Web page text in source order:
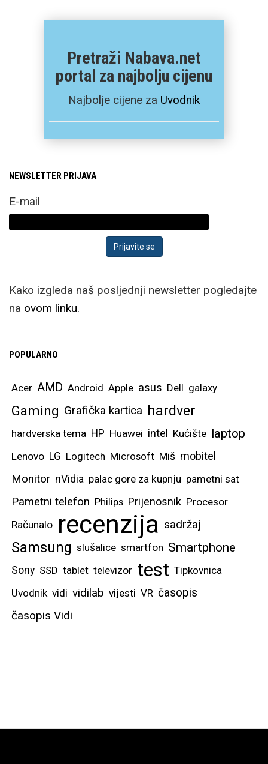
Pretraži Nabava.net
portal za najbolju cijenu
Najbolje cijene za Uvodnik
NEWSLETTER PRIJAVA
E-mail
Kako izgleda naš posljednji newsletter pogledajte
na ovom linku.
POPULARNO
Acer AMD Android Apple asus Dell galaxy
Gaming Grafička kartica hardver
hardverska tema HP Huawei intel Kućište laptop
Lenovo LG Logitech Microsoft Miš mobitel
Monitor nVidia palac gore za kupnju pametni sat
Pametni telefon Philips Prijenosnik Procesor
Računalo recenzija sadržaj
Samsung slušalice smartfon Smartphone
Sony SSD tablet televizor test Tipkovnica
Uvodnik vidi vidilab vijesti VR časopis
časopis Vidi